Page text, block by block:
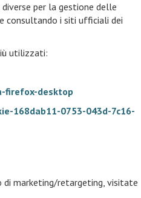
per la gestione delle
consultando i siti ufficiali dei
utilizzati:
firefox-desktop
168dab11-0753-043d-7c16-
di marketing/retargeting, visitate